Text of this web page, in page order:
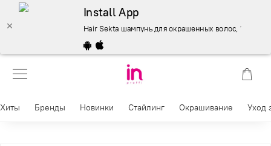
Install App
Hair Sekta шампунь для окрашенных волос, 1000
Хиты Бренды Новинки Стайлинг Окрашивание Уход